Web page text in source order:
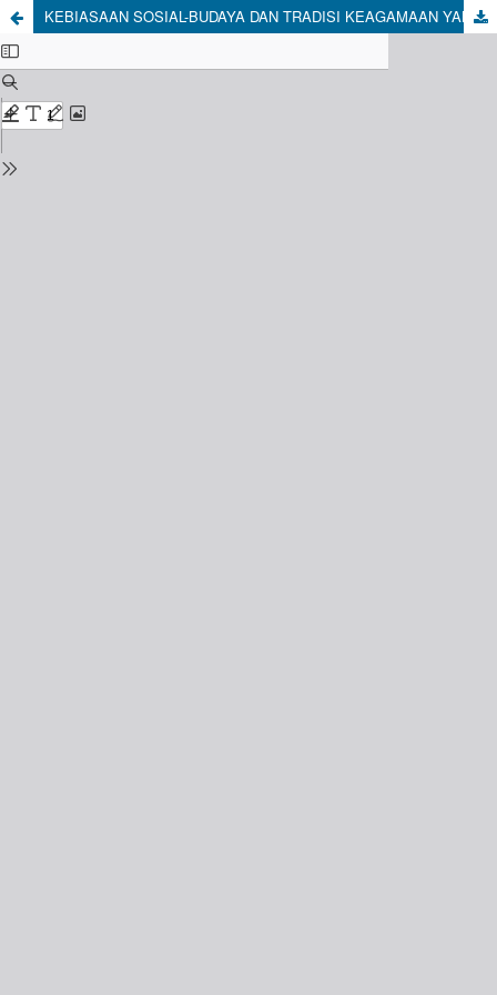
KEBIASAAN SOSIAL-BUDAYA DAN TRADISI KEAGAMAAN YANG MEMUDAR DI MASYARAKAT PRAMBANAN PASCA ORDE BARU